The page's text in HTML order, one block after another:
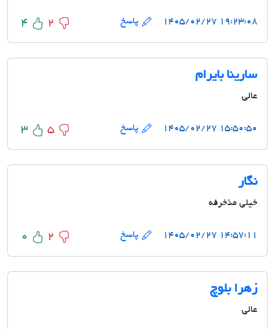
۱۹:۲۳:۰۸ ۱۴۰۵/۰۲/۲۷ پاسخ 4 2
سارینا بایرام
عالی
۱۵:۵۰:۵۰ ۱۴۰۵/۰۲/۲۷ پاسخ 3 5
نگار
خیلی مذخرفه
۱۴:۵۷:۱۱ ۱۴۰۵/۰۲/۲۷ پاسخ 0 2
زهرا بلوچ
عالی